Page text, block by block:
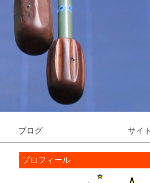
ブログ サイ
プロフィール